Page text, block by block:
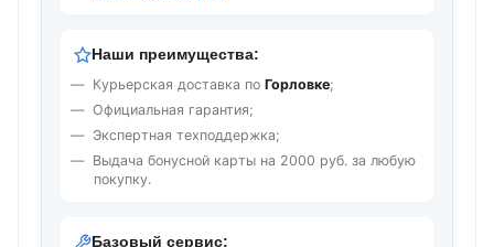
Наши преимущества:
Курьерская доставка по Горловке;
Официальная гарантия;
Экспертная техподдержка;
Выдача бонусной карты на 2000 руб. за любую
покупку.
Базовый сервис: